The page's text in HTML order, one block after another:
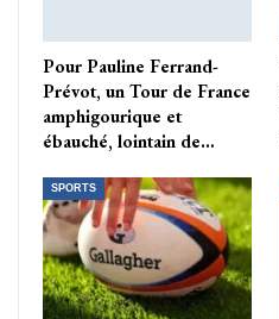
Pour Pauline Ferrand-
Prévot, un Tour de France
amphigourique et
ébauché, lointain de…
SPORTS